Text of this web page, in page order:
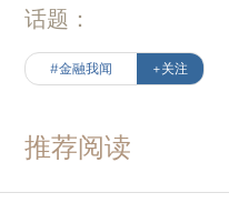
话题：
#金融我闻 +关注
推荐阅读